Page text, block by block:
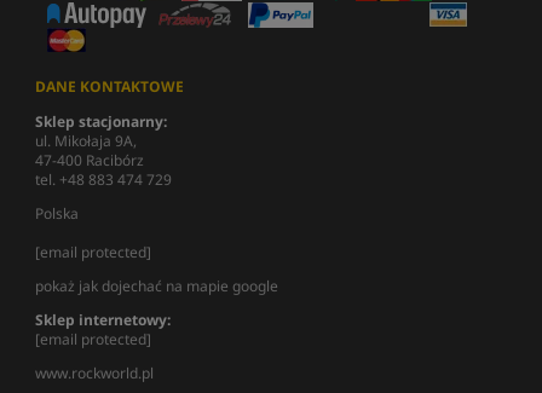
DANE KONTAKTOWE
Sklep stacjonarny:
ul. Mikołaja 9A,
47-400 Racibórz
tel. +48 883 474 729
Polska
[email protected]
pokaż jak dojechać na mapie google
Sklep internetowy:
[email protected]
www.rockworld.pl